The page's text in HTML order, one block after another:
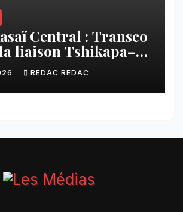
Central : Transco
liaison Tshikapa–
pour faciliter les
REDAC REDAC